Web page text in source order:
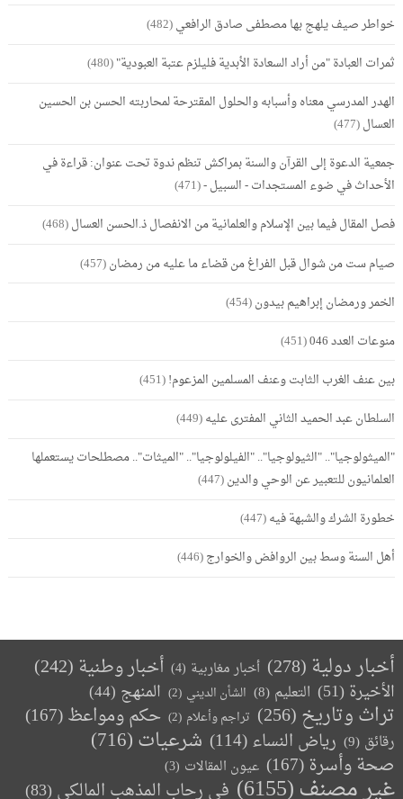
خواطر صيف يلهج بها مصطفى صادق الرافعي(482)
ثمرات العبادة "من أراد السعادة الأبدية فليلزم عتبة العبودية"(480)
الهدر المدرسي معناه وأسبابه والحلول المقترحة لمحاربته الحسن بن الحسين
العسال(477)
جمعية الدعوة إلى القرآن والسنة بمراكش تنظم ندوة تحت عنوان: قراءة في
الأحداث في ضوء المستجدات - السبيل -(471)
فصل المقال فيما بين الإسلام والعلمانية من الانفصال ذ.الحسن العسال(468)
صيام ست من شوال قبل الفراغ من قضاء ما عليه من رمضان(457)
الخمر ورمضان إبراهيم بيدون(454)
منوعات العدد 046
(451)
بين عنف الغرب الثابت وعنف المسلمين المزعوم!(451)
السلطان عبد الحميد الثاني المفترى عليه(449)
"الميثولوجيا".. "الثيولوجيا".. "الفيلولوجيا".. "الميثات".. مصطلحات يستعملها
العلمانيون للتعبير عن الوحي والدين(447)
خطورة الشرك والشبهة فيه(447)
أهل السنة وسط بين الروافض والخوارج(446)
أخبار دولية (278) أخبار مغاربية (4) أخبار وطنية(242)
الأخيرة (51) التعليم (8) الشأن الديني (2) المنهج (44)
تراث وتاريخ(256) تراجم وأعلام (2) حكم ومواعظ(167)
رقائق (9) رياض النساء(114) شرعيات(716)
صحة وأسرة(167) عيون المقالات (3)
غير مصنف(6155) في رحاب المذهب المالكي (83)